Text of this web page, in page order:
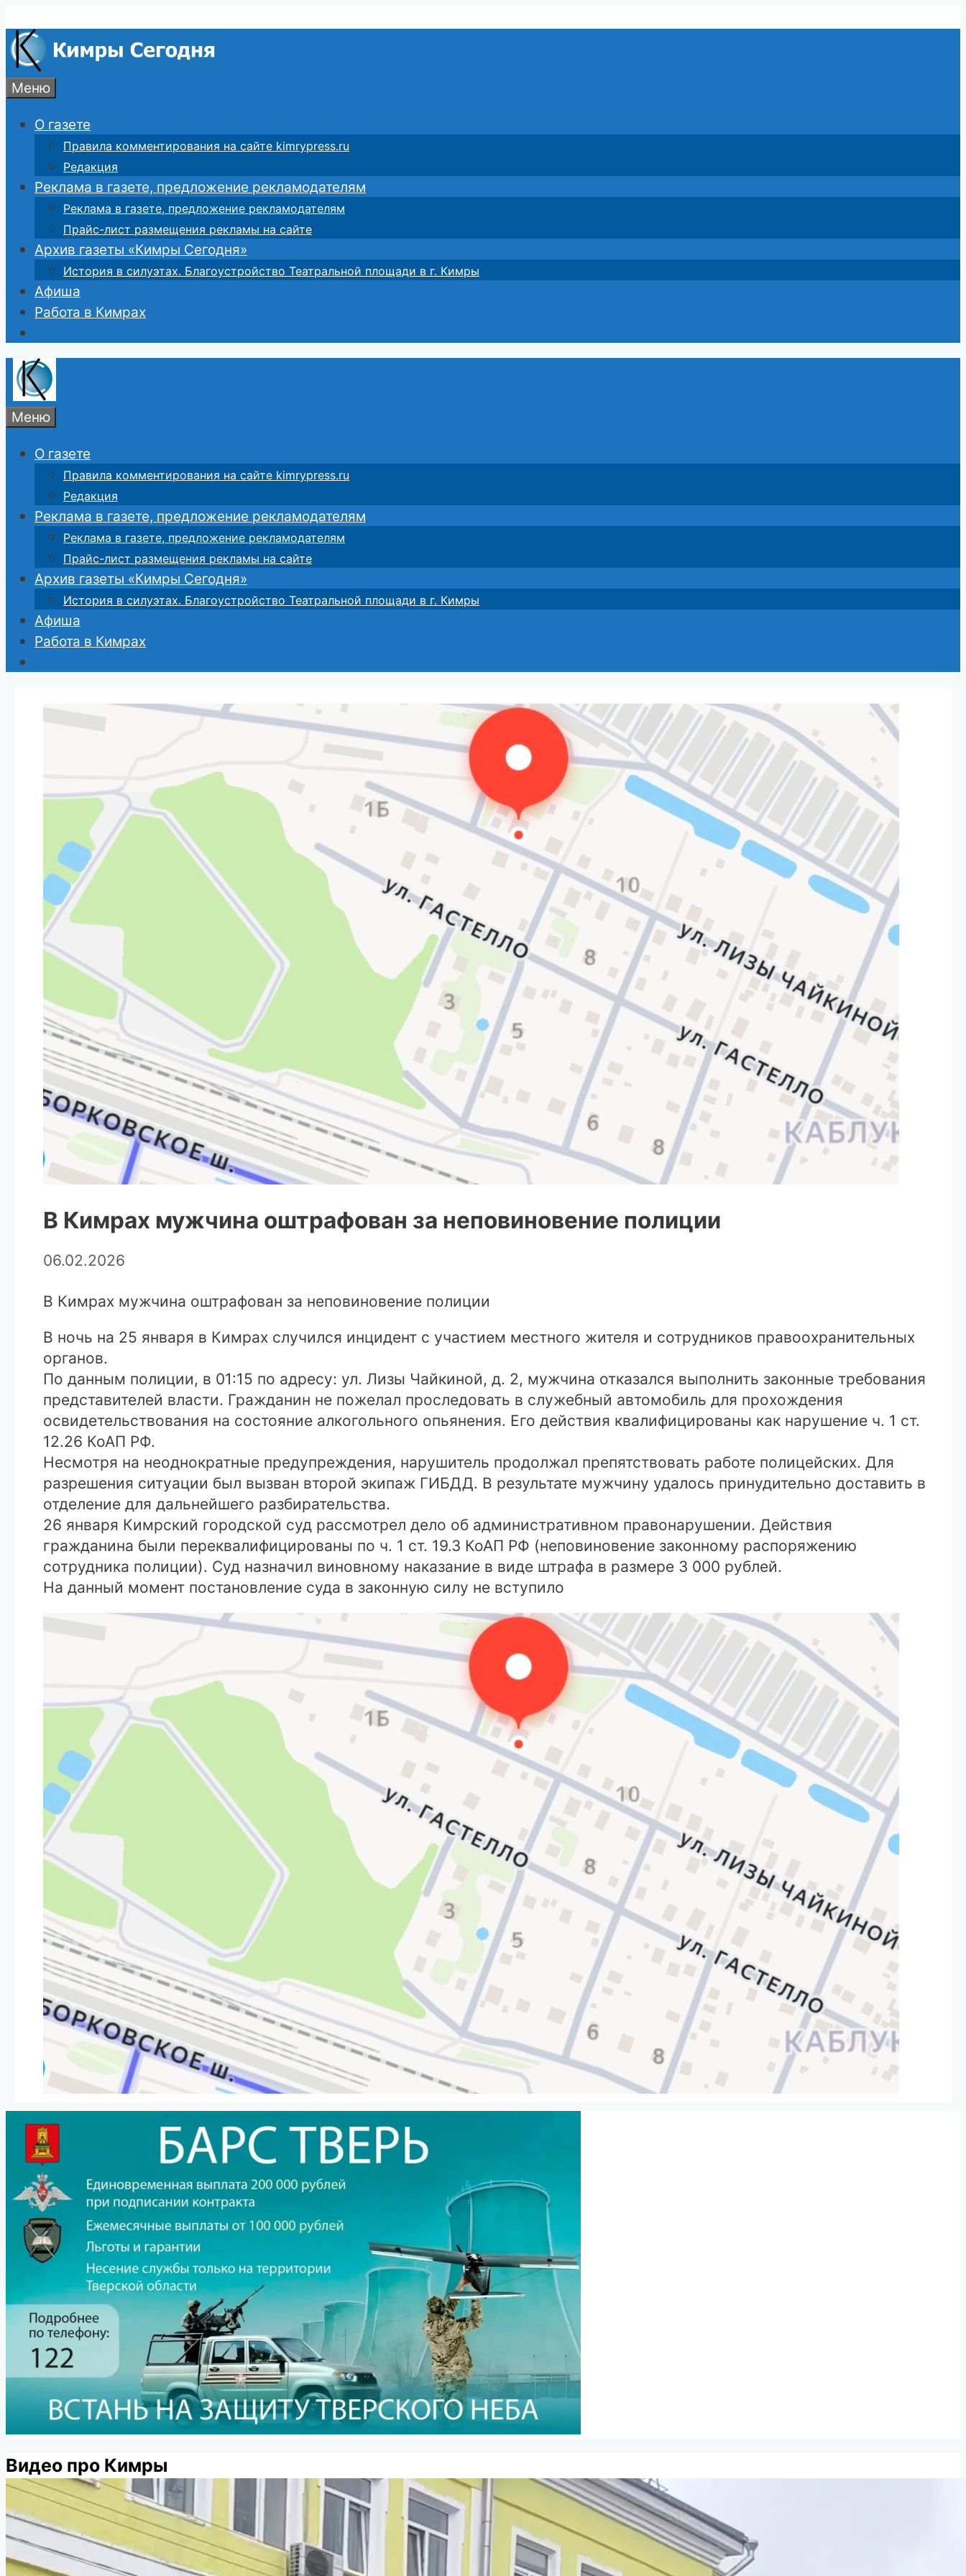
к
содержимому
Меню
О газете
Правила комментирования на сайте kimrypress.ru
Редакция
Реклама в газете, предложение рекламодателям
Реклама в газете, предложение рекламодателям
Прайс-лист размещения рекламы на сайте
Архив газеты «Кимры Сегодня»
История в силуэтах. Благоустройство Театральной площади в г. Кимры
Афиша
Работа в Кимрах
Меню
О газете
Правила комментирования на сайте kimrypress.ru
Редакция
Реклама в газете, предложение рекламодателям
Реклама в газете, предложение рекламодателям
Прайс-лист размещения рекламы на сайте
Архив газеты «Кимры Сегодня»
История в силуэтах. Благоустройство Театральной площади в г. Кимры
Афиша
Работа в Кимрах
В Кимрах мужчина оштрафован за неповиновение полиции
06.02.2026
В Кимрах мужчина оштрафован за неповиновение полиции
В ночь на 25 января в Кимрах случился инцидент с участием местного жителя и сотрудников правоохранительных
органов.
По данным полиции, в 01:15 по адресу: ул. Лизы Чайкиной, д. 2, мужчина отказался выполнить законные требования
представителей власти. Гражданин не пожелал проследовать в служебный автомобиль для прохождения
освидетельствования на состояние алкогольного опьянения. Его действия квалифицированы как нарушение ч. 1 ст.
12.26 КоАП РФ.
Несмотря на неоднократные предупреждения, нарушитель продолжал препятствовать работе полицейских. Для
разрешения ситуации был вызван второй экипаж ГИБДД. В результате мужчину удалось принудительно доставить в
отделение для дальнейшего разбирательства.
26 января Кимрский городской суд рассмотрел дело об административном правонарушении. Действия
гражданина были переквалифицированы по ч. 1 ст. 19.3 КоАП РФ (неповиновение законному распоряжению
сотрудника полиции). Суд назначил виновному наказание в виде штрафа в размере 3 000 рублей.
На данный момент постановление суда в законную силу не вступило
Видео про Кимры